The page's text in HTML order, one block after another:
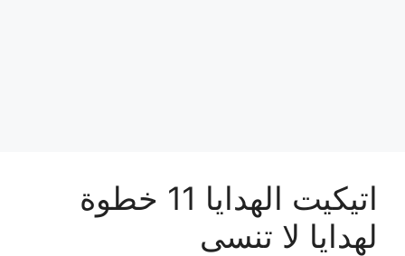
اتيكيت الهدايا 11 خطوة
لهدايا لا تنسى